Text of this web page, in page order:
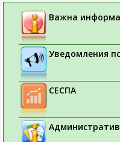
Важна
Уведомления
СЕСПА